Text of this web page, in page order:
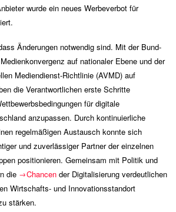
wurde ein neues Werbeverbot für
Änderungen notwendig sind. Mit der Bund-
auf nationaler Ebene und der
Mediendienst-Richtlinie (AVMD) auf
die Verantwortlichen erste Schritte
für digitale
anzupassen. Durch kontinuierliche
regelmäßigen Austausch konnte sich
und zuverlässiger Partner der einzelnen
positionieren. Gemeinsam mit Politik und
die
Chancen der Digitalisierung verdeutlichen
Wirtschafts- und Innovationsstandort
stärken.